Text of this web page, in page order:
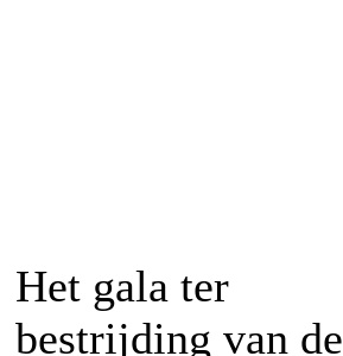
Het gala ter
bestrijding van de